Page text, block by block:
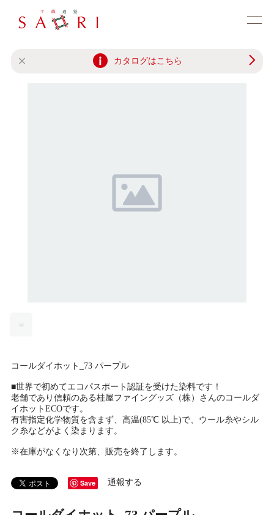
カタログはこちら
コールダイホット_73 パープル
■世界で初めてエコパスポート認証を受けた染料です！
老舗であり信頼のある桂屋ファイングッズ（株）さんのコールダ
イホットECOです。
有害指定化学物質を含まず、高温(85℃ 以上)で、ウール糸やシル
ク糸などがよく染まります。
※在庫がなくなり次第、販売を終了します。
Save 通報する